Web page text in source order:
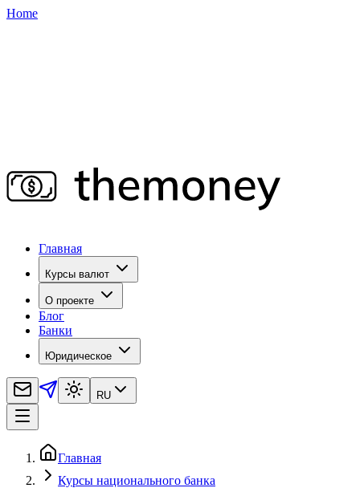
Home
Главная
Курсы валют
О проекте
Блог
Банки
Юридическое
RU
Главная
Курсы национального банка